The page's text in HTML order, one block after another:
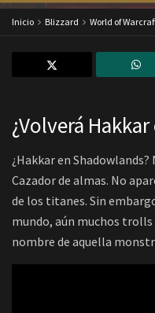
Inicio Blizzard World of
¿Volverá
¿Hakkar en
Cazador de almas. No
de los titanes. Sin
mundo, aún muchos trolls
nombre de aquella